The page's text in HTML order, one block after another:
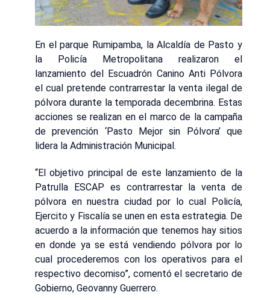
En el parque Rumipamba, la Alcaldía de Pasto y
la Policía Metropolitana realizaron el
lanzamiento del Escuadrón Canino Anti Pólvora
el cual pretende contrarrestar la venta ilegal de
pólvora durante la temporada decembrina. Estas
acciones se realizan en el marco de la campaña
de prevención ‘Pasto Mejor sin Pólvora’ que
lidera la Administración Municipal.
“El objetivo principal de este lanzamiento de la
Patrulla ESCAP es contrarrestar la venta de
pólvora en nuestra ciudad por lo cual Policía,
Ejercito y Fiscalía se unen en esta estrategia. De
acuerdo a la información que tenemos hay sitios
en donde ya se está vendiendo pólvora por lo
cual procederemos con los operativos para el
respectivo decomiso”, comentó el secretario de
Gobierno, Geovanny Guerrero.